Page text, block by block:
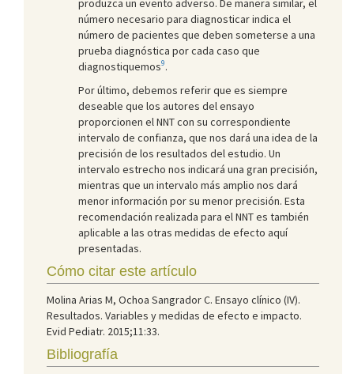
número necesario para diagnosticar indica el
número de pacientes que deben someterse a una
prueba diagnóstica por cada caso que
diagnostiquemos9.
Por último, debemos referir que es siempre
deseable que los autores del ensayo
proporcionen el NNT con su correspondiente
intervalo de confianza, que nos dará una idea de la
precisión de los resultados del estudio. Un
intervalo estrecho nos indicará una gran precisión,
mientras que un intervalo más amplio nos dará
menor información por su menor precisión. Esta
recomendación realizada para el NNT es también
aplicable a las otras medidas de efecto aquí
presentadas.
Cómo citar este artículo
Molina Arias M, Ochoa Sangrador C. Ensayo clínico (IV).
Resultados. Variables y medidas de efecto e impacto.
Evid Pediatr. 2015;11:33.
Bibliografía